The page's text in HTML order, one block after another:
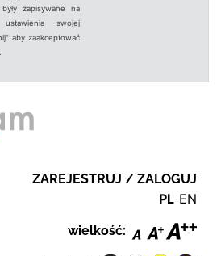
zapisywane na
swojej
aby zaakceptować
ZAREJESTRUJ / ZALOGUJ
PL EN
wielkość: